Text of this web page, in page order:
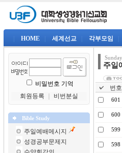
HOME 세계선교 각부모임
비밀번호 기억
회원등록
비번분실
Bible Study
주일예배메시지
성경공부문제지
주일
번호
601
600
599
598